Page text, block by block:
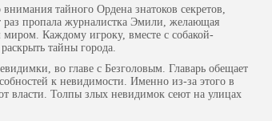
тайного Ордена знатоков секретов,
раз пропала журналистка Эмили, желающая
миром. Каждому игроку, вместе с собакой-
тайны города.
во главе с Безголовым. Главарь обещает
к невидимости. Именно из-за этого в
власти. Толпы злых невидимок сеют на улицах